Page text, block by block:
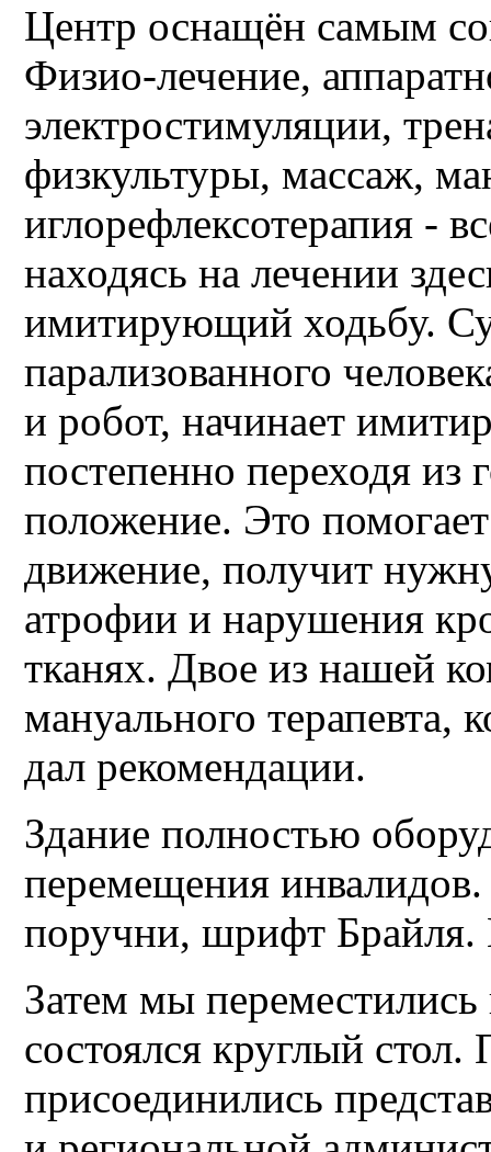
Центр оснащён самым
Физио-лечение,
электростимуляции,
физкультуры, массаж,
иглорефлексотерапия -
находясь на лечении
имитирующий ходьбу.
парализованного
и робот, начинает
постепенно переходя из
положение. Это
движение, получит
атрофии и нарушения
тканях. Двое из нашей
мануального терапевта,
дал рекомендации.
Здание полностью
перемещения
поручни, шрифт Брайля.
Затем мы переместились
состоялся круглый
присоединились